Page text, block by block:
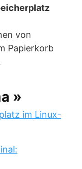
von
Papierkorb
»
im Linux-